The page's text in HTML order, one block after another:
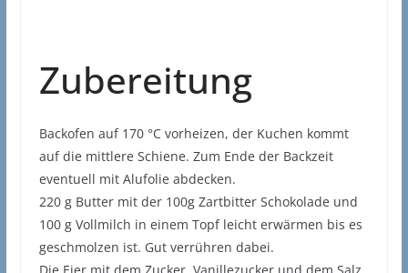
Zubereitung
Backofen auf 170 °C vorheizen, der Kuchen kommt
auf die mittlere Schiene. Zum Ende der Backzeit
eventuell mit Alufolie abdecken.
220 g Butter mit der 100g Zartbitter Schokolade und
100 g Vollmilch in einem Topf leicht erwärmen bis es
geschmolzen ist. Gut verrühren dabei.